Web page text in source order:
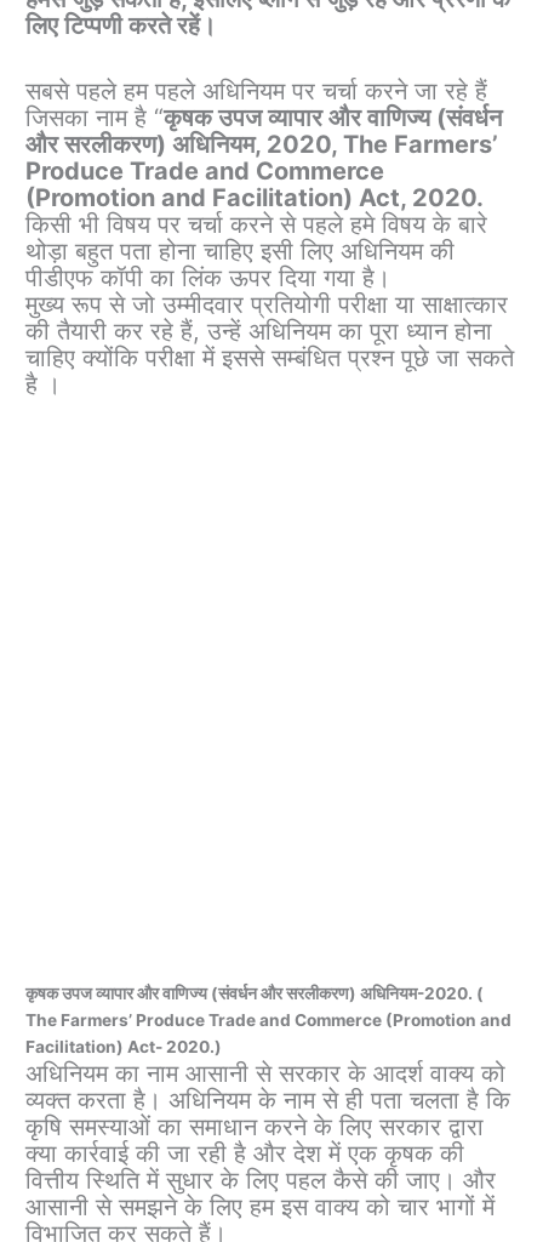
लिए टिप्पणी करते रहें।
सबसे पहले हम पहले अधिनियम पर चर्चा करने जा रहे हैं
जिसका नाम है “कृषक उपज व्यापार और वाणिज्य (संवर्धन
और सरलीकरण) अधिनियम, 2020, The Farmers’
Produce Trade and Commerce
(Promotion and Facilitation) Act, 2020.
किसी भी विषय पर चर्चा करने से पहले हमे विषय के बारे
थोड़ा बहुत पता होना चाहिए इसी लिए अधिनियम की
पीडीएफ कॉपी का लिंक ऊपर दिया गया है।
मुख्य रूप से जो उम्मीदवार प्रतियोगी परीक्षा या साक्षात्कार
की तैयारी कर रहे हैं, उन्हें अधिनियम का पूरा ध्यान होना
चाहिए क्योंकि परीक्षा में इससे सम्बंधित प्रश्न पूछे जा सकते
है ।
कृषक उपज व्यापार और वाणिज्य (संवर्धन और सरलीकरण) अधिनियम-2020. (
The Farmers’ Produce Trade and Commerce (Promotion and
Facilitation) Act- 2020.)
अधिनियम का नाम आसानी से सरकार के आदर्श वाक्य को
व्यक्त करता है। अधिनियम के नाम से ही पता चलता है कि
कृषि समस्याओं का समाधान करने के लिए सरकार द्वारा
क्या कार्रवाई की जा रही है और देश में एक कृषक की
वित्तीय स्थिति में सुधार के लिए पहल कैसे की जाए। और
आसानी से समझने के लिए हम इस वाक्य को चार भागों में
विभाजित कर सकते हैं।